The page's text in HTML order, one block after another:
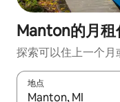
Manton的月租
探索可以住上一个月
地点
如有搜索结果，请使